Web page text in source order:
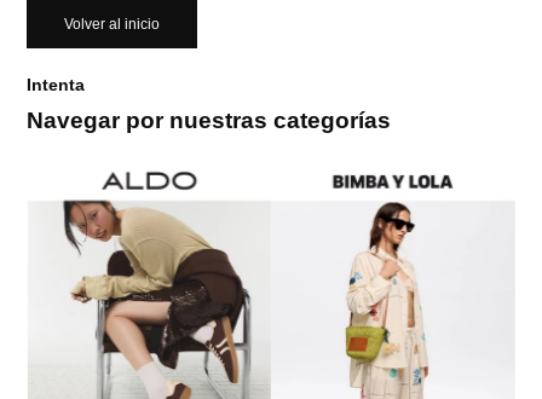
Volver al inicio
Intenta
Navegar por nuestras categorías